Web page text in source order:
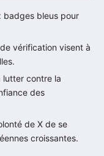
badges bleus pour
vérification visent à
lutter contre la
des
de X de se
croissantes.